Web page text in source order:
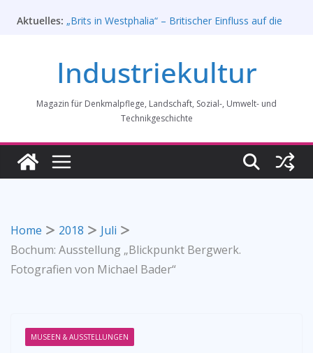
Inhalt
Aktuelles: „Brits in Westphalia“ – Britischer Einfluss auf die
werden – Erfolgreiche Demo am 1. August 2026
Prof. Dr. Rainer Slotta (1.5.1946-16.6.2026)
Vereins für Gussstahlfabrikation 1860 -1945:
Ausstellung in Bochum vom 28. Mai 2026 bis 31.
Rahmenprogramm der Tagung des
Bundesverbands Industriekultur in Augsburg 11/26
Industriekultur
Magazin für Denkmalpflege, Landschaft, Sozial-, Umwelt- und
Technikgeschichte
Home 2018
Juli
Bochum: Ausstellung „Blickpunkt Bergwerk.
Fotografien von Michael Bader“
MUSEEN & AUSSTELLUNGEN